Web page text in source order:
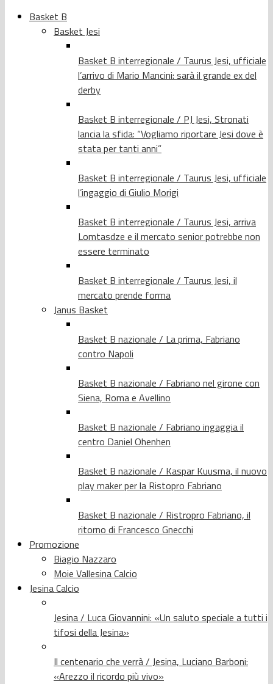
Basket B
Basket Jesi
Basket B interregionale / Taurus Jesi, ufficiale
l’arrivo di Mario Mancini: sarà il grande ex del
derby
Basket B interregionale / PJ Jesi, Stronati
lancia la sfida: “Vogliamo riportare Jesi dove è
stata per tanti anni”
Basket B interregionale / Taurus Jesi, ufficiale
l’ingaggio di Giulio Morigi
Basket B interregionale / Taurus Jesi, arriva
Lomtasdze e il mercato senior potrebbe non
essere terminato
Basket B interregionale / Taurus Jesi, il
mercato prende forma
Janus Basket
Basket B nazionale / La prima, Fabriano
contro Napoli
Basket B nazionale / Fabriano nel girone con
Siena, Roma e Avellino
Basket B nazionale / Fabriano ingaggia il
centro Daniel Ohenhen
Basket B nazionale / Kaspar Kuusma, il nuovo
play maker per la Ristopro Fabriano
Basket B nazionale / Ristropro Fabriano, il
ritorno di Francesco Gnecchi
Promozione
Biagio Nazzaro
Moie Vallesina Calcio
Jesina Calcio
Jesina / Luca Giovannini: «Un saluto speciale a tutti i
tifosi della Jesina»
Il centenario che verrà / Jesina, Luciano Barboni:
«Arezzo il ricordo più vivo»